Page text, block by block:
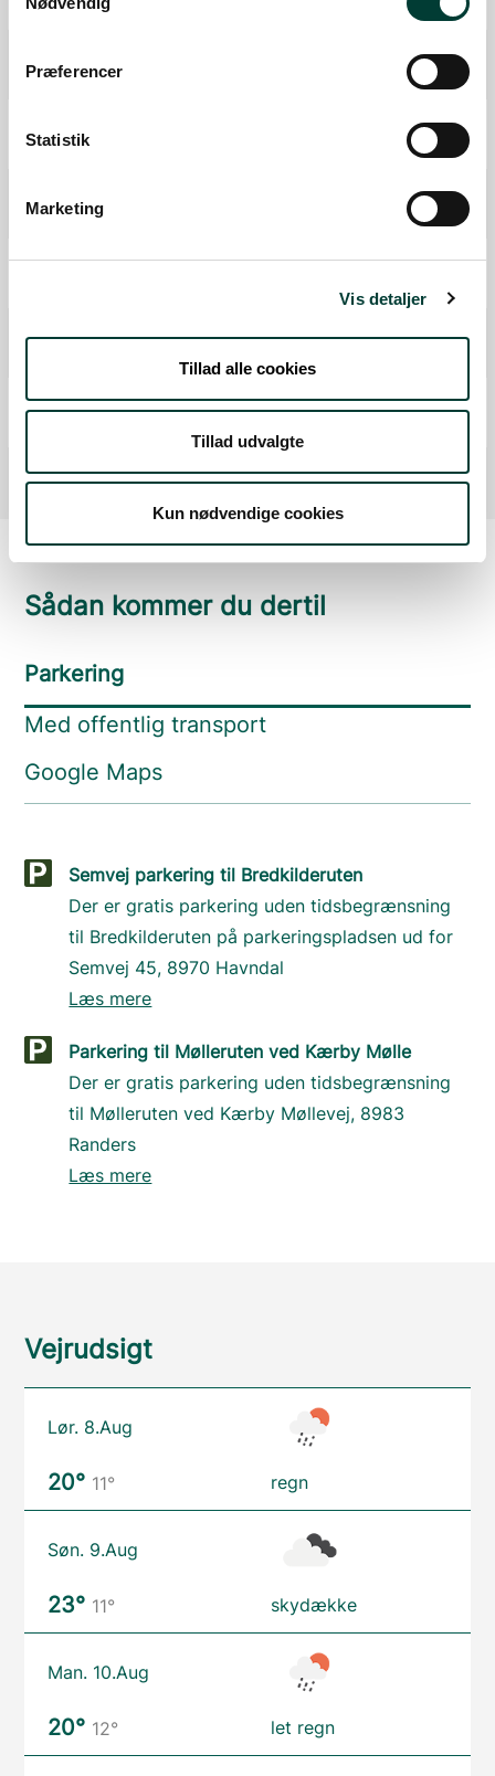
Præferencer
Statistik
Marketing
Vis detaljer
Tillad alle cookies
Tillad udvalgte
Kun nødvendige cookies
Fra forrige:
Fra forrige:8,7 km
Fra forrige:
Fra forrige:
Shelter på primitiv overnatningsplads
38 km
Virtuelt oplevelsespunkt - podcast
Samlet:
Mål
Sådan kommer du dertil
Parkering
Med offentlig transport
Google Maps
Semvej parkering til Bredkilderuten
Der er gratis parkering uden tidsbegrænsning
til Bredkilderuten på parkeringspladsen ud for
Semvej 45, 8970 Havndal
Læs mere
Parkering til Mølleruten ved Kærby Mølle
Der er gratis parkering uden tidsbegrænsning
til Mølleruten ved Kærby Møllevej, 8983
Randers
Læs mere
Vejrudsigt
Lør. 8.Aug
20° 11° regn
Søn. 9.Aug
23° 11° skydække
Man. 10.Aug
20° 12° let regn